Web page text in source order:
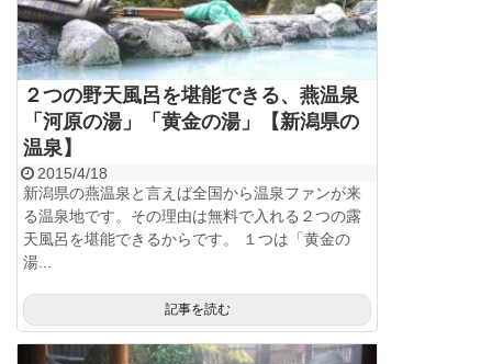
２つの野天風呂を堪能できる、燕温泉
「河原の湯」「黄金の湯」【新潟県の
温泉】
2015/4/18
新潟県の燕温泉と言えば全国から温泉ファンが来
る温泉地です。その理由は無料で入れる２つの露
天風呂を堪能できるからです。 １つは「黄金の
湯...
記事を読む